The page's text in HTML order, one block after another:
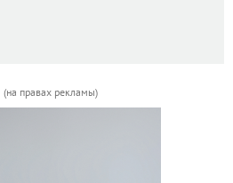
(на правах рекламы)